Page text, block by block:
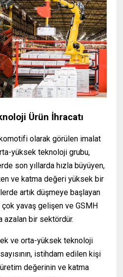
Ürün İhracatı
olarak görülen imalat
yüksek teknoloji grubu,
son yıllarda hızla büyüyen,
ve katma değeri yüksek bir
artık düşmeye başlayan
yavaş gelişen ve GSMH
azalan bir sektördür.
ve orta-yüksek teknoloji
istihdam edilen kişi
üretim değerinin ve katma